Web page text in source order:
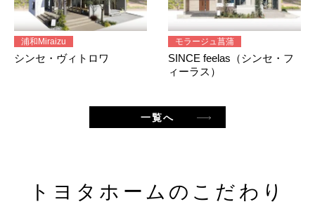
シンセ・ヴィトロワ
浦和Miraizu
SINCE feelas（シンセ・フ
ィーラス）
モラージュ菖蒲
一覧へ
トヨタホームのこだわり